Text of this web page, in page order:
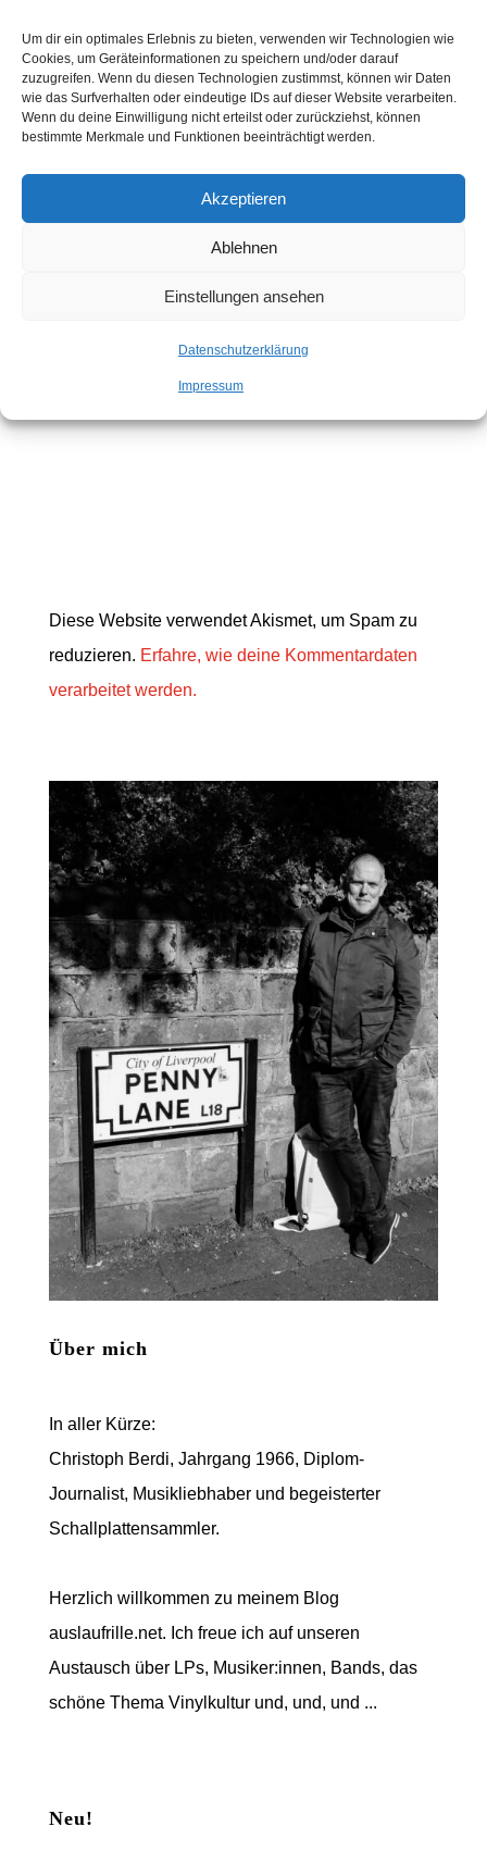
Um dir ein optimales Erlebnis zu bieten, verwenden wir Technologien wie
Cookies, um Geräteinformationen zu speichern und/oder darauf
zuzugreifen. Wenn du diesen Technologien zustimmst, können wir Daten
wie das Surfverhalten oder eindeutige IDs auf dieser Website verarbeiten.
Wenn du deine Einwilligung nicht erteilst oder zurückziehst, können
bestimmte Merkmale und Funktionen beeinträchtigt werden.
Akzeptieren
Ablehnen
Einstellungen ansehen
Datenschutzerklärung
Impressum
Kommentar verfassen
Diese Website verwendet Akismet, um Spam zu
reduzieren. Erfahre, wie deine Kommentardaten
verarbeitet werden.
Über mich
In aller Kürze:
Christoph Berdi, Jahrgang 1966, Diplom-
Journalist, Musikliebhaber und begeisterter
Schallplattensammler.
Herzlich willkommen zu meinem Blog
auslaufrille.net. Ich freue ich auf unseren
Austausch über LPs, Musiker:innen, Bands, das
schöne Thema Vinylkultur und, und, und ...
Neu!